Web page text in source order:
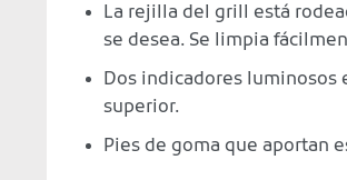
La rejilla del grill está
se desea. Se limpia
Dos indicadores luminosos
superior.
Pies de goma que aportan